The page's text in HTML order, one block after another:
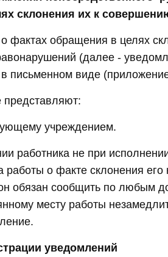
склонения их к
фактах обращения в целях
(далее -
в письменном виде
учреждением.
работника не при
работы о факте склонения
обязан сообщить по любым
месту работы
уведомлений